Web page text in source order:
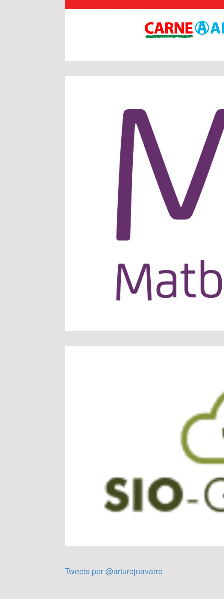
Tweets por @arturojnavarro